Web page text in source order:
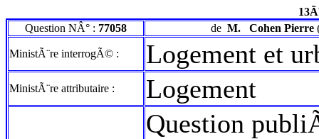
Question NÂ° : 77058 de M. Cohen Pierre
MinistÃ¨re interrogÃ© : Logement et
MinistÃ¨re attributaire :
Logement
Question